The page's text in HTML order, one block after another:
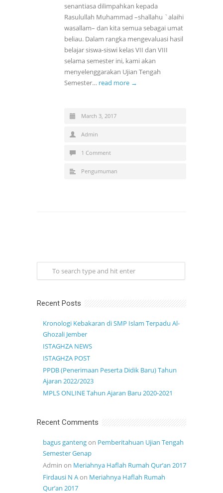
senantiasa dilimpahkan kepada
Rasulullah Muhammad –shallahu `alaihi
wasallam– dan kita semua sebagai umat
beliau. Dalam rangka mengevaluasi hasil
belajar siswa-siswi kelas VII dan VIII
selama semester ini, kami akan
menyelenggarakan Ujian Tengah
Semester… read more →
March 3, 2017
Admin
1 Comment
Pengumuman
Recent Posts
Kronologi Kebakaran di SMP Islam Terpadu Al-
Ghozali Jember
ISTAGHZA NEWS
ISTAGHZA POST
PPDB (Penerimaan Peserta Didik Baru) Tahun
Ajaran 2022/2023
MPLS ONLINE Tahun Ajaran Baru 2020-2021
Recent Comments
bagus gantengon Pemberitahuan Ujian Tengah
Semester Genap
Admin on Meriahnya Haflah Rumah Qur’an 2017
Firdausi N Aon Meriahnya Haflah Rumah
Qur’an 2017